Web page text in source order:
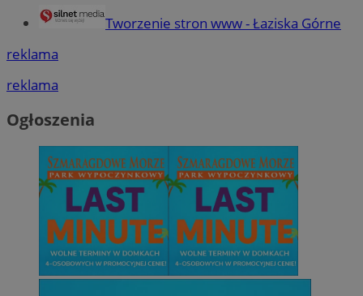
Tworzenie stron www - Łaziska Górne
reklama
reklama
Ogłoszenia